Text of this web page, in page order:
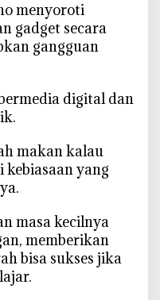
menyoroti
gadget secara
gangguan
digital dan
makan kalau
yang
masa kecilnya
memberikan
bisa sukses jika